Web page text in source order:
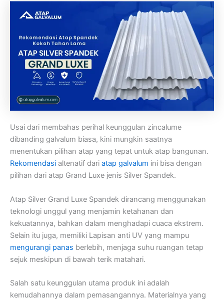
Usai dari membahas perihal keunggulan zincalume
dibanding galvalum biasa, kini mungkin saatnya
menentukan pilihan atap yang tepat untuk atap bangunan.
Rekomendasi altenatif dari atap galvalum ini bisa dengan
pilihan dari atap Grand Luxe jenis Silver Spandek.
Atap Silver Grand Luxe Spandek dirancang menggunakan
teknologi unggul yang menjamin ketahanan dan
kekuatannya, bahkan dalam menghadapi cuaca ekstrem.
Selain itu juga, memiliki Lapisan anti UV yang mampu
mengurangi panas berlebih, menjaga suhu ruangan tetap
sejuk meskipun di bawah terik matahari.
Salah satu keunggulan utama produk ini adalah
kemudahannya dalam pemasangannya. Materialnya yang